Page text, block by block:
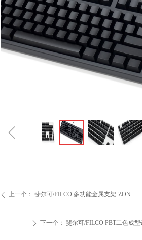
ꁆ
ꄴ 上一个： 斐尔可/FILCO 多功能金属支架-ZON
ꄲ 下一个： 斐尔可/FILCO PBT二色成